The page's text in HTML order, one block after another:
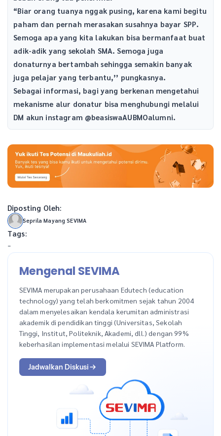
“Biar orang tuanya nggak pusing, karena kami begitu
paham dan pernah merasakan susahnya bayar SPP.
Semoga apa yang kita lakukan bisa bermanfaat buat
adik-adik yang sekolah SMA. Semoga juga
donaturnya bertambah sehingga semakin banyak
juga pelajar yang terbantu,’’ pungkasnya.
Sebagai informasi, bagi yang berkenan mengetahui
mekanisme alur donatur bisa menghubungi melalui
DM akun instagram @beasiswaAUBMOalumni.
Diposting Oleh:
Seprila Mayang SEVIMA
Tags:
-
Mengenal SEVIMA
SEVIMA merupakan perusahaan Edutech (education
technology) yang telah berkomitmen sejak tahun 2004
dalam menyelesaikan kendala kerumitan administrasi
akademik di pendidikan tinggi (Universitas, Sekolah
Tinggi, Institut, Politeknik, Akademi, dll.) dengan 99%
keberhasilan implementasi melalui SEVIMA Platform.
Jadwalkan Diskusi